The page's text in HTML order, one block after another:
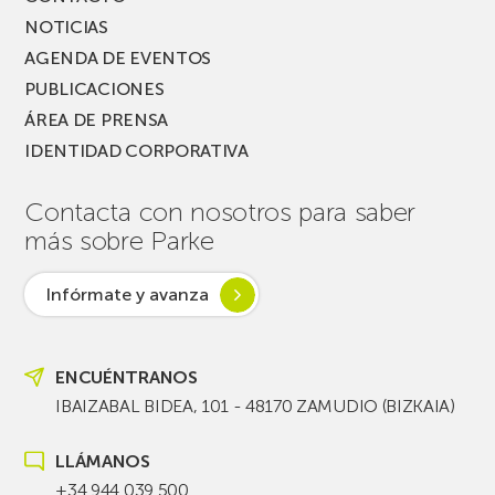
NOTICIAS
AGENDA DE EVENTOS
PUBLICACIONES
ÁREA DE PRENSA
IDENTIDAD CORPORATIVA
Contacta con nosotros para saber
más sobre Parke
Infórmate y avanza
ENCUÉNTRANOS
IBAIZABAL BIDEA, 101 - 48170 ZAMUDIO (BIZKAIA)
LLÁMANOS
+34 944 039 500